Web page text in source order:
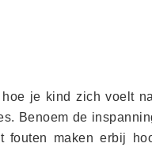
je kind zich voelt
Benoem de
fouten maken erbij